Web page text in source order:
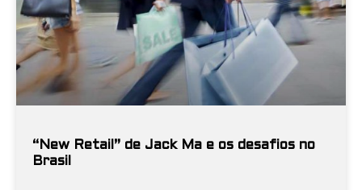
“New Retail” de Jack Ma e os desafios no
Brasil